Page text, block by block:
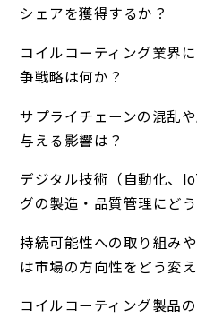
シェアを獲得するか？
コイルコーティング業界
争戦略は何か？
サプライチェーンの混乱
与える影響は？
デジタル技術（自動化、
グの製造・品質管理にど
持続可能性への取り組み
は市場の方向性をどう変
コイルコーティング製品